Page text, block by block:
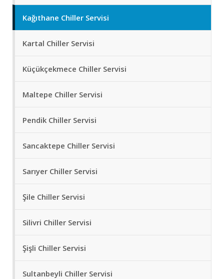
Kağıthane Chiller Servisi
Kartal Chiller Servisi
Küçükçekmece Chiller Servisi
Maltepe Chiller Servisi
Pendik Chiller Servisi
Sancaktepe Chiller Servisi
Sarıyer Chiller Servisi
Şile Chiller Servisi
Silivri Chiller Servisi
Şişli Chiller Servisi
Sultanbeyli Chiller Servisi